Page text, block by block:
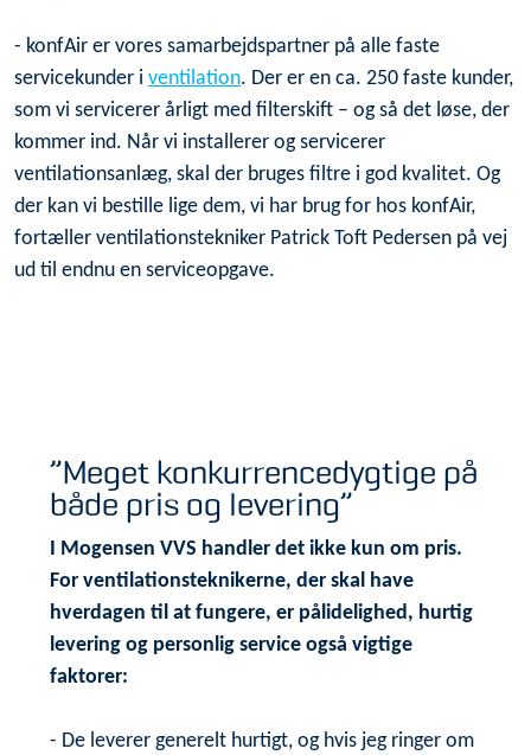
- konfAir er vores samarbejdspartner på alle faste
servicekunder i ventilation. Der er en ca. 250 faste kunder,
som vi servicerer årligt med filterskift – og så det løse, der
kommer ind. Når vi installerer og servicerer
ventilationsanlæg, skal der bruges filtre i god kvalitet. Og
der kan vi bestille lige dem, vi har brug for hos konfAir,
fortæller ventilationstekniker Patrick Toft Pedersen på vej
ud til endnu en serviceopgave.
”Meget konkurrencedygtige på
både pris og levering”
I Mogensen VVS handler det ikke kun om pris.
For ventilationsteknikerne, der skal have
hverdagen til at fungere, er pålidelighed, hurtig
levering og personlig service også vigtige
faktorer:
- De leverer generelt hurtigt, og hvis jeg ringer om